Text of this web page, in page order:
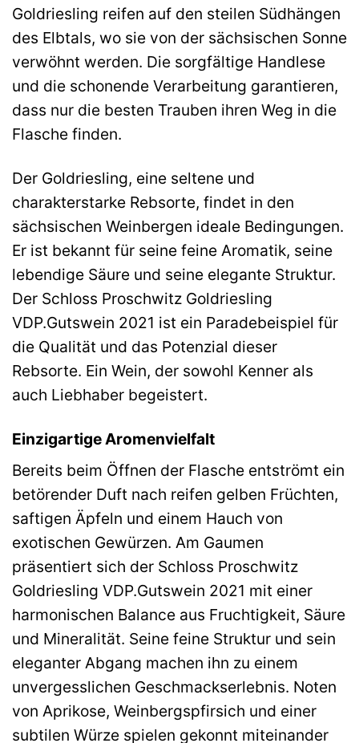
Goldriesling reifen auf den steilen Südhängen
des Elbtals, wo sie von der sächsischen Sonne
verwöhnt werden. Die sorgfältige Handlese
und die schonende Verarbeitung garantieren,
dass nur die besten Trauben ihren Weg in die
Flasche finden.
Der Goldriesling, eine seltene und
charakterstarke Rebsorte, findet in den
sächsischen Weinbergen ideale Bedingungen.
Er ist bekannt für seine feine Aromatik, seine
lebendige Säure und seine elegante Struktur.
Der Schloss Proschwitz Goldriesling
VDP.Gutswein 2021 ist ein Paradebeispiel für
die Qualität und das Potenzial dieser
Rebsorte. Ein Wein, der sowohl Kenner als
auch Liebhaber begeistert.
Einzigartige Aromenvielfalt
Bereits beim Öffnen der Flasche entströmt ein
betörender Duft nach reifen gelben Früchten,
saftigen Äpfeln und einem Hauch von
exotischen Gewürzen. Am Gaumen
präsentiert sich der Schloss Proschwitz
Goldriesling VDP.Gutswein 2021 mit einer
harmonischen Balance aus Fruchtigkeit, Säure
und Mineralität. Seine feine Struktur und sein
eleganter Abgang machen ihn zu einem
unvergesslichen Geschmackserlebnis. Noten
von Aprikose, Weinbergspfirsich und einer
subtilen Würze spielen gekonnt miteinander